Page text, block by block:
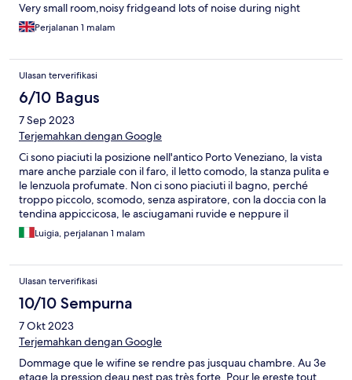
Very small room,noisy fridgeand lots of noise during night
Perjalanan 1 malam
Ulasan terverifikasi
6/10 Bagus
7 Sep 2023
Terjemahkan dengan Google
Ci sono piaciuti la posizione nell'antico Porto Veneziano, la vista
mare anche parziale con il faro, il letto comodo, la stanza pulita e
le lenzuola profumate. Non ci sono piaciuti il bagno, perché
troppo piccolo, scomodo, senza aspiratore, con la doccia con la
tendina appiccicosa, le asciugamani ruvide e neppure il
rapporto qualità/prezzo, perché riteniamo il prezzo chiesto
troppo caro per le caratteristiche della stanza dove abbiamo
Luigia, perjalanan 1 malam
Ulasan terverifikasi
10/10 Sempurna
7 Okt 2023
Terjemahkan dengan Google
Dommage que le wifine se rendre pas jusquau chambre. Au 3e
etage la pression deau nest pas très forte. Pour le ereste tout